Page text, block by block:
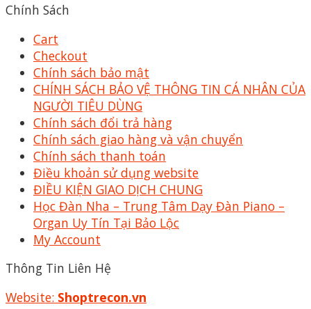
Chính Sách
Cart
Checkout
Chính sách bảo mật
CHÍNH SÁCH BẢO VỆ THÔNG TIN CÁ NHÂN CỦA
NGƯỜI TIÊU DÙNG
Chính sách đổi trả hàng
Chính sách giao hàng và vận chuyển
Chính sách thanh toán
Điều khoản sử dụng website
ĐIỀU KIỆN GIAO DỊCH CHUNG
Học Đàn Nha – Trung Tâm Dạy Đàn Piano –
Organ Uy Tín Tại Bảo Lộc
My Account
Thông Tin Liên Hệ
Website: Shoptrecon.vn